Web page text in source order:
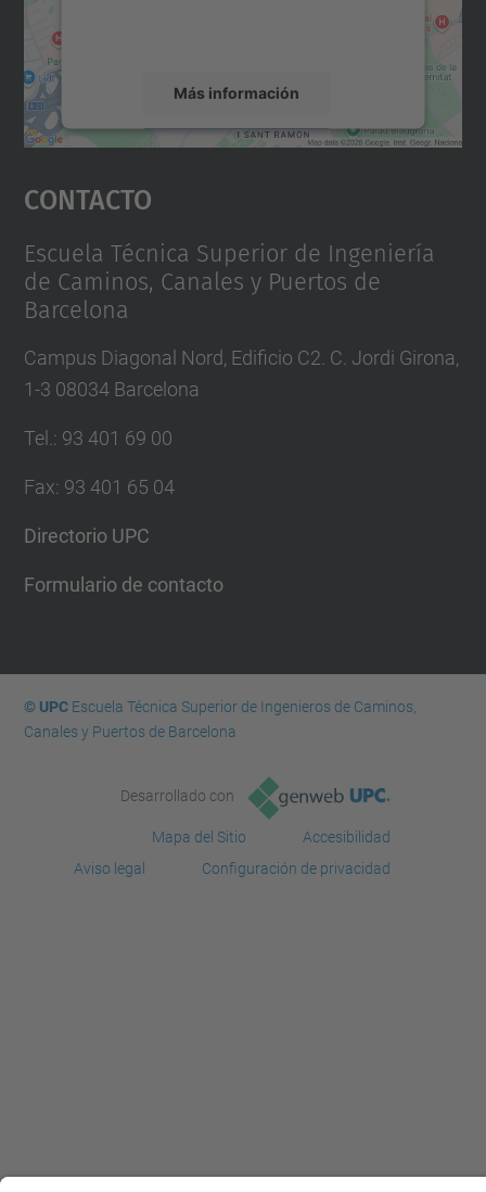
Más información
Aceptar
powered by
Contacto
Escuela Técnica Superior de Ingeniería
de Caminos, Canales y Puertos de
Barcelona
Campus Diagonal Nord, Edificio C2. C. Jordi Girona,
1-3 08034 Barcelona
Tel. : 93 401 69 00
Fax: 93 401 65 04
Directorio UPC
Formulario de contacto
© UPCEscuela Técnica Superior de Ingenieros de Caminos,
Canales y Puertos de Barcelona
Desarrollado con
Mapa del Sitio
Accesibilidad
Aviso legal
Configuración de privacidad